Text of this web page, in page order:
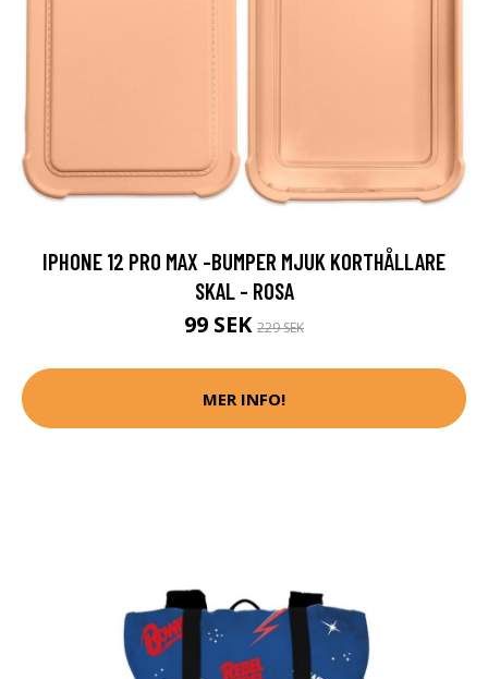
IPHONE 12 PRO MAX -BUMPER MJUK KORTHÅLLARE
SKAL - ROSA
99 SEK 229 SEK
MER INFO!